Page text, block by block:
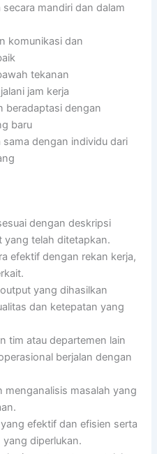
mandiri dan dalam
komunikasi dan
tekanan
jam kerja
beradaptasi dengan
baru
sama dengan individu dari
dengan deskripsi
yang telah ditetapkan.
efektif dengan rekan kerja,
yang dihasilkan
dan ketepatan yang
tim atau departemen lain
berjalan dengan
menganalisis masalah yang
efektif dan efisien serta
diperlukan.